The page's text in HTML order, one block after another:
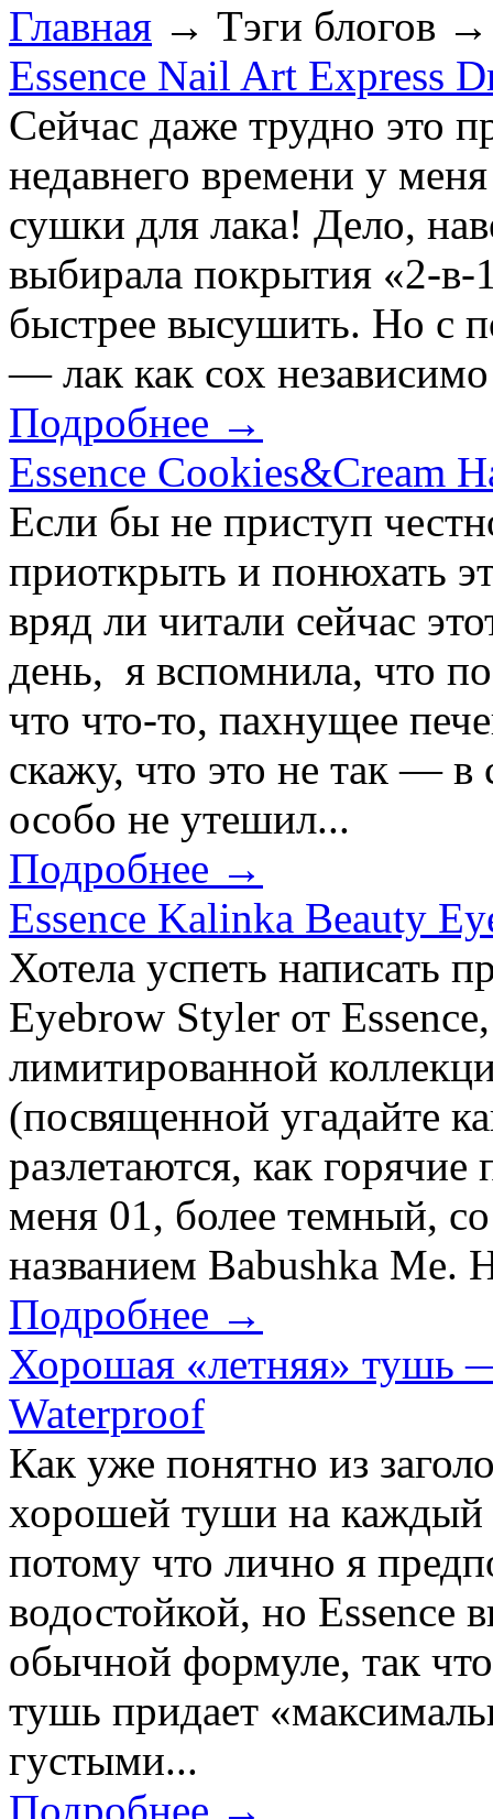
Главная → Тэги блогов →
Essence Nail Art Express
Сейчас даже трудно это
недавнего времени у
сушки для лака! Дело,
выбирала покрытия «2-в-
быстрее высушить. Но с
— лак как сох
Подробнее →
Essence Cookies&Cream
Если бы не приступ
приоткрыть и понюхать
вряд ли читали сейчас
день, я вспомнила, что
что что-то, пахнущее
скажу, что это не так — в
особо не утешил...
Подробнее →
Essence Kalinka Beauty
Хотела успеть написать
Eyebrow Styler от
лимитированной
(посвященной угадайте
разлетаются, как
меня 01, более темный,
названием Babushka Me.
Подробнее →
Хорошая «летняя» тушь
Waterproof
Как уже понятно из
хорошей туши на каждый
потому что лично я
водостойкой, но Essence
обычной формуле, так
тушь придает
густыми...
Подробнее →